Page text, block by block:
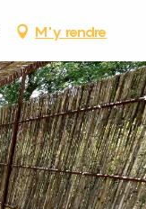
M'y rendre